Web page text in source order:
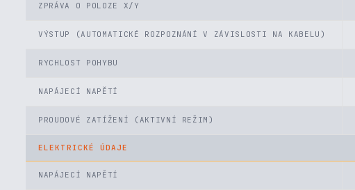
ZPRÁVA O POLOZE X/Y
VÝSTUP (AUTOMATICKÉ ROZPOZNÁNÍ V ZÁVISLOSTI NA KABELU)
RYCHLOST POHYBU
NAPÁJECÍ NAPĚTÍ
PROUDOVÉ ZATÍŽENÍ (AKTIVNÍ REŽIM)
ELEKTRICKÉ ÚDAJE
NAPÁJECÍ NAPĚTÍ